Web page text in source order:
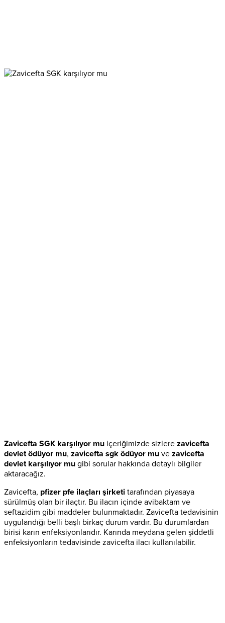
Zavicefta SGK karşılıyor mu içeriğimizde sizlere zavicefta
devlet ödüyor mu, zavicefta sgk ödüyor mu ve zavicefta
devlet karşılıyor mu gibi sorular hakkında detaylı bilgiler
aktaracağız.
Zavicefta, pfizer pfe ilaçları şirketi tarafından piyasaya
sürülmüş olan bir ilaçtır. Bu ilacın içinde avibaktam ve
seftazidim gibi maddeler bulunmaktadır. Zavicefta tedavisinin
uygulandığı belli başlı birkaç durum vardır. Bu durumlardan
birisi karın enfeksiyonlarıdır. Karında meydana gelen şiddetli
enfeksiyonların tedavisinde zavicefta ilacı kullanılabilir.